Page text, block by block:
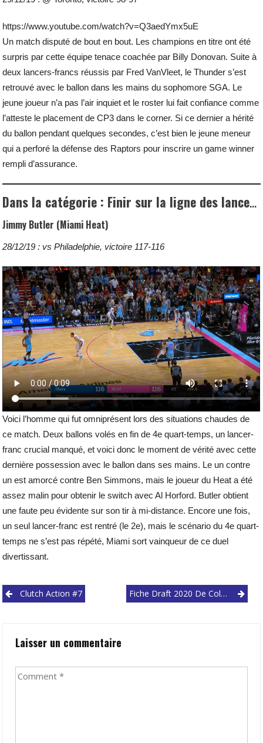
https://www.youtube.com/watch?v=Q3aedYmx5uE
Un match disputé de bout en bout. Les champions en titre ont été
surpris par cette équipe tenace coachée par Billy Donovan. Suite à
deux lancers-francs réussis par Fred VanVleet, le Thunder s’est
retrouvé avec le ballon dans les mains du sophomore SGA. Le
jeune joueur n’a pas l’air inquiet et le roster lui fait confiance comme
l’atteste le placement de CP3 dans le corner. Si ce dernier a hérité
du ballon pendant quelques secondes, c’est bien le jeune meneur
qui a perforé la défense des Raptors pour inscrire un game winner
rempli d’assurance.
Dans la catégorie : Finir sur la ligne des lancers-francs
Jimmy Butler (Miami Heat)
28/12/19 : vs Philadelphie, victoire 117-116
Voici l’homme qui fut omniprésent lors des situations chaudes de
ce match. Deux ballons volés en fin de 4e quart-temps, un lancer-
franc crucial manqué, et voici donc le moment de vérité avec cette
dernière possession avec le ballon dans ses mains. Le un contre
un est amorcé contre Ben Simmons, mais le joueur du Heat a été
assez malin pour obtenir le switch avec Al Horford. Butler obtient
une faute peu évidente sur son tir à mi-distance. Encore une fois,
un seul lancer-franc est rentré (le 2e), mais le scénario du 4e quart-
temps ne s’est pas répété, Miami sort vainqueur de ce duel
divertissant.
PostClutch Action #7 Fiche Draft 2020 De Cole Anthony : Le Phénomène New-Yorkais Des Tar Heels
Laisser un commentaire